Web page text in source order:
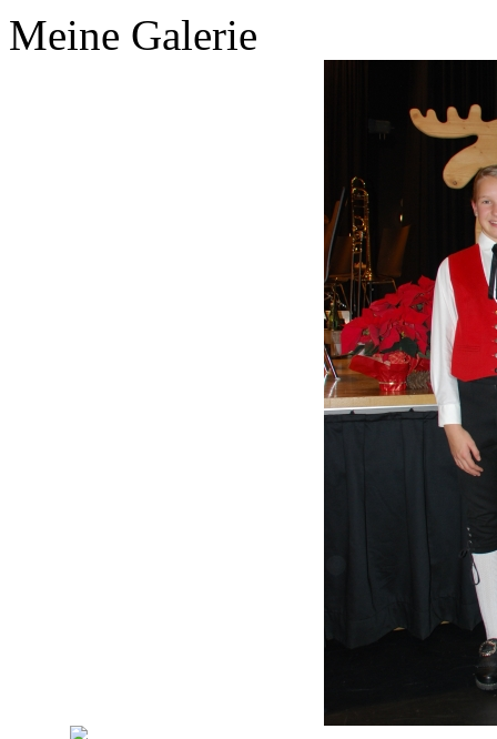
Meine Galerie